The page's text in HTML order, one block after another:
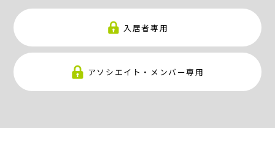
入居者専用
アソシエイト・メンバー専用